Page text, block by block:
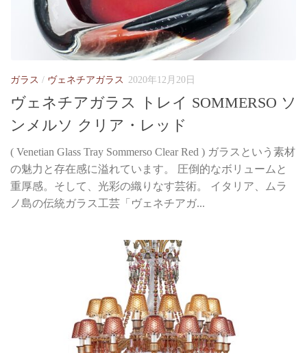
ガラス / ヴェネチアガラス 2020年12月20日
ヴェネチアガラス トレイ SOMMERSO ソ
ンメルソ クリア・レッド
( Venetian Glass Tray Sommerso Clear Red ) ガラスという素材
の魅力と存在感に溢れています。 圧倒的なボリュームと
重厚感。そして、光彩の織りなす芸術。 イタリア、ムラ
ノ島の伝統ガラス工芸「ヴェネチアガ...